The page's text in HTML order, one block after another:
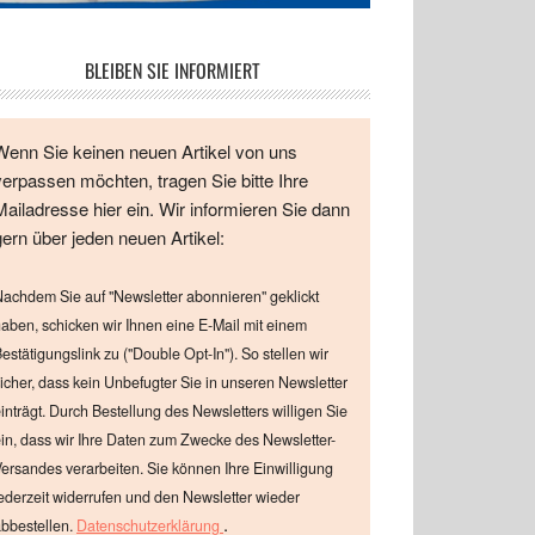
BLEIBEN SIE INFORMIERT
Sie keinen neuen Artikel von uns
möchten, tragen Sie bitte Ihre
hier ein. Wir informieren Sie dann
über jeden neuen Artikel:
Sie auf "Newsletter abonnieren" geklickt
schicken wir Ihnen eine E-Mail mit einem
zu ("Double Opt-In"). So stellen wir
dass kein Unbefugter Sie in unseren Newsletter
Durch Bestellung des Newsletters willigen Sie
dass wir Ihre Daten zum Zwecke des Newsletter-
verarbeiten. Sie können Ihre Einwilligung
widerrufen und den Newsletter wieder
Datenschutzerklärung .